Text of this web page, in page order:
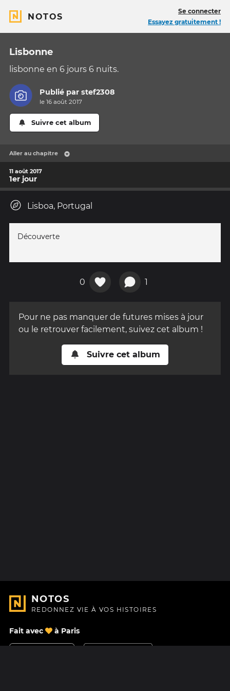
NOTOS
Se connecter
Essayez gratuitement !
Lisbonne
lisbonne en 6 jours 6 nuits.
Publié parstef2308
le 16 août 2017
Suivre cet album
Aller au chapitre
11 août 2017
1er jour
Lisboa, Portugal
Découverte
0 1
Pour ne pas manquer de futures mises à jour
ou le retrouver facilement, suivez cet album !
Suivre cet album
NOTOS
REDONNEZ VIE À VOS HISTOIRES
Fait avec à Paris